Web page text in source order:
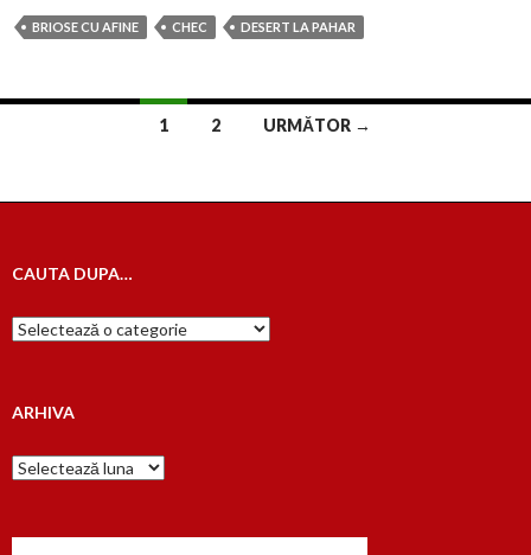
BRIOSE CU AFINE CHEC DESERT LA PAHAR
articole
1 2 URMĂTOR →
CAUTA DUPA…
Cauta
dupa…
ARHIVA
Arhiva